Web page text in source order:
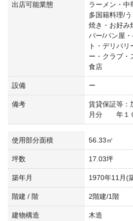
出店可能業態
ラーメン・中
多国籍料理/
焼き・お好み
バー/パン屋
ト・デリバ
ー・クラブ・
食店
設備 ー
備考
賃貸保証等
月分 年１
使用部分面積 56.33㎡
坪数 17.03坪
築年月 1970年11月(
階建 / 階 2階建/1階
建物構造 木造